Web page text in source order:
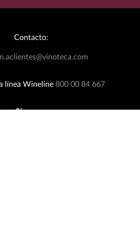
física
Contacto:
línea Wineline 800 00 84 667
Síguenos